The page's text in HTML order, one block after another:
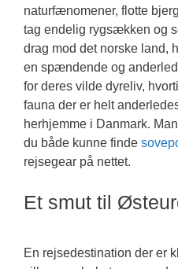
naturfænomener, flotte
tag endelig rygsækken og
drag mod det norske land,
en spændende og
for deres vilde dyreliv,
fauna der er helt
herhjemme i Danmark.
du både kunne finde
rejsegear på nettet.
Et smut til
En rejsedestination der er